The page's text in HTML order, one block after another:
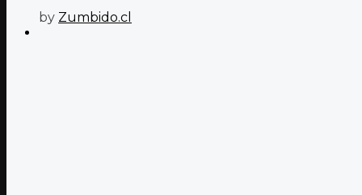
by Zumbido.cl